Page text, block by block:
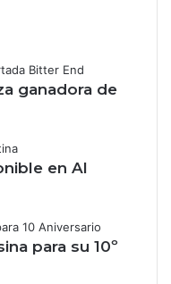
ganadora de
en Al
para su 10º